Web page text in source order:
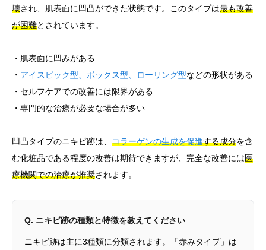
壊され、肌表面に凹凸ができた状態です。このタイプは最も改善
が困難とされています。
・肌表面に凹みがある
・ アイスピック型、ボックス型、ローリング型などの形状がある
・セルフケアでの改善には限界がある
・専門的な治療が必要な場合が多い
凹凸タイプのニキビ跡は、 コラーゲンの生成を促進する成分を含
む化粧品である程度の改善は期待できますが、完全な改善には医
療機関での治療が推奨されます。
Q. ニキビ跡の種類と特徴を教えてください
ニキビ跡は主に3種類に分類されます。「赤みタイプ」は